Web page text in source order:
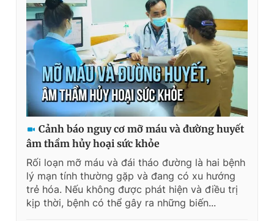
Cảnh báo nguy cơ mỡ máu và đường huyết
âm thầm hủy hoại sức khỏe
Rối loạn mỡ máu và đái tháo đường là hai bệnh
lý mạn tính thường gặp và đang có xu hướng
trẻ hóa. Nếu không được phát hiện và điều trị
kịp thời, bệnh có thể gây ra những biến...